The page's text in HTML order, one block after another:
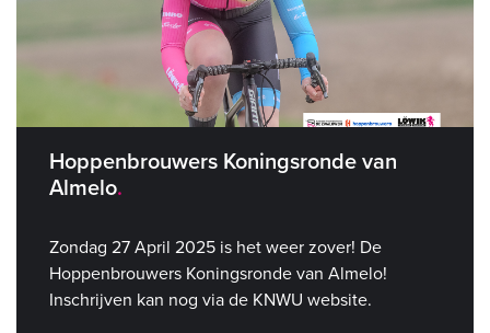
Hoppenbrouwers Koningsronde van
Almelo
Zondag 27 April 2025 is het weer zover! De
Hoppenbrouwers Koningsronde van Almelo!
Inschrijven kan nog via de KNWU website.